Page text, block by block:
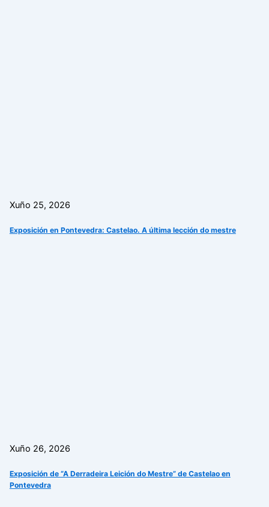
Xuño 25, 2026
Exposición en Pontevedra: Castelao. A última lección do mestre
Xuño 26, 2026
Exposición de “A Derradeira Leición do Mestre” de Castelao en
Pontevedra